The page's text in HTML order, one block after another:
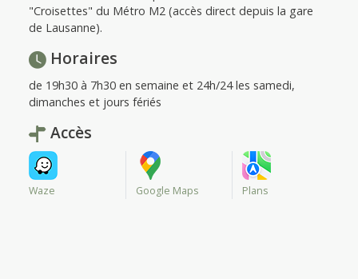
"Croisettes" du Métro M2 (accès direct depuis la gare
de Lausanne).
Horaires
de 19h30 à 7h30 en semaine et 24h/24 les samedi,
dimanches et jours fériés
Accès
Waze Google Maps Plans